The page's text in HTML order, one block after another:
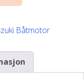
Båtmotor